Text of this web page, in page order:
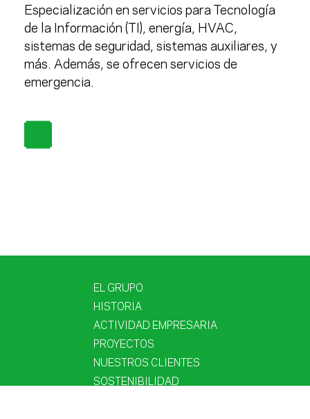
Especialización en servicios para Tecnología
de la Información (TI), energía, HVAC,
sistemas de seguridad, sistemas auxiliares, y
más. Además, se ofrecen servicios de
emergencia.
EL GRUPO
HISTORIA
ACTIVIDAD EMPRESARIA
PROYECTOS
NUESTROS CLIENTES
SOSTENIBILIDAD